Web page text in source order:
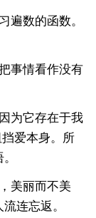
遍数的函数。
事情看作没有
为它存在于我
爱本身。所
美丽而不美
连忘返。